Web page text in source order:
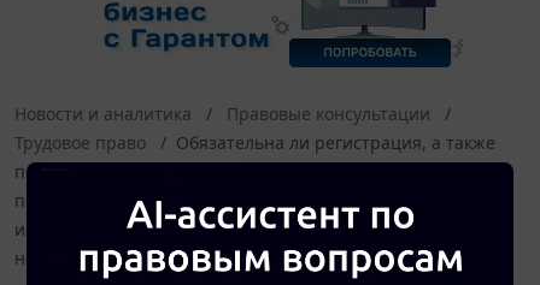
Новости и аналитика
Правовые консультации
Трудовое право
Обязательна ли регистрация, а также
подача отчетов работодателя (Волгоградская область) на
портале "Работа в России"? Должна ли организация это
исполнять и предусмотрена ли ответственность за
неисполнение?